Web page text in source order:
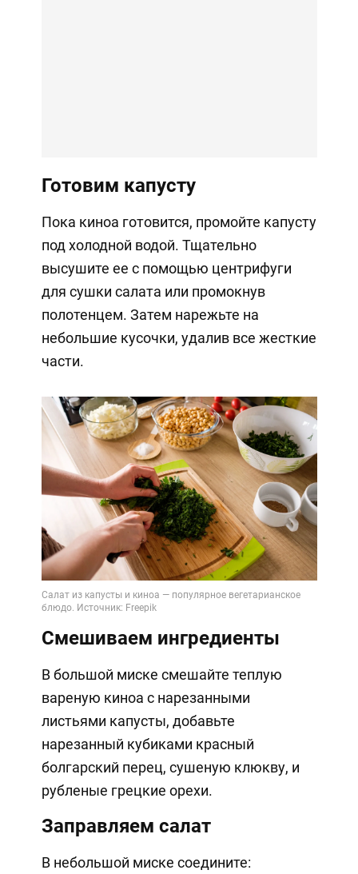
Готовим капусту
Пока киноа готовится, промойте капусту
под холодной водой. Тщательно
высушите ее с помощью центрифуги
для сушки салата или промокнув
полотенцем. Затем нарежьте на
небольшие кусочки, удалив все жесткие
части.
Смешиваем ингредиенты
В большой миске смешайте теплую
вареную киноа с нарезанными
листьями капусты, добавьте
нарезанный кубиками красный
болгарский перец, сушеную клюкву, и
рубленые грецкие орехи.
Заправляем салат
В небольшой миске соедините: